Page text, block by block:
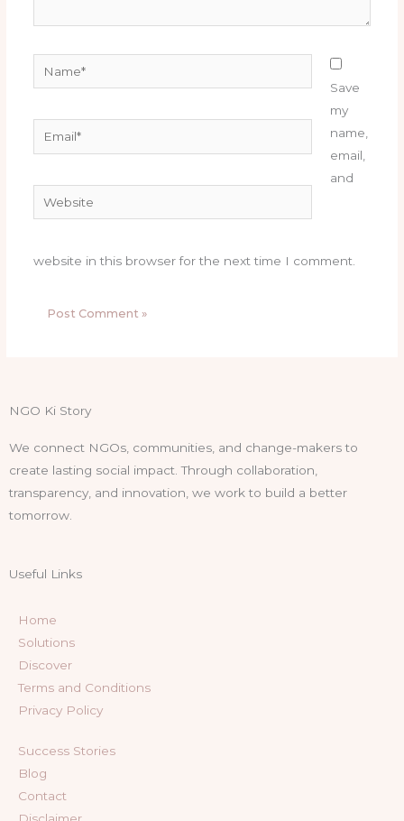
Website
Save
my
name,
email,
and
website in this browser for the next time I comment.
NGO Ki Story
We connect NGOs, communities, and change-makers to
create lasting social impact. Through collaboration,
transparency, and innovation, we work to build a better
tomorrow.
Useful Links
Home
Solutions
Discover
Terms and Conditions
Privacy Policy
Success Stories
Blog
Contact